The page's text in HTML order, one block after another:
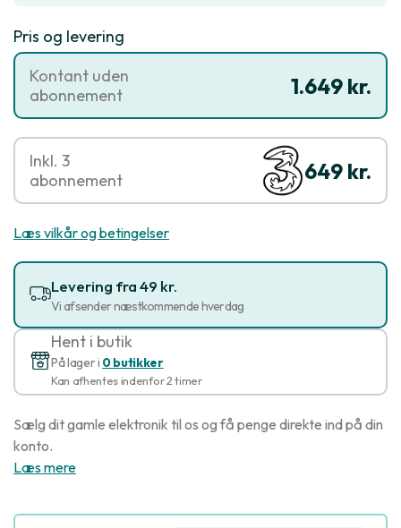
Pris og levering
1.649 kr.
Kontant uden
abonnement
649 kr.
Inkl. 3
abonnement
Læs vilkår og betingelser
Levering fra 49 kr.
Vi afsender næstkommende hverdag
Hent i butik
På lager i 0 butikker
Kan afhentes indenfor 2 timer
Sælg dit gamle elektronik til os og få penge direkte ind på din
konto.
Læs mere